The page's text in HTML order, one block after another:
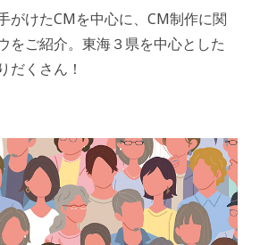
がけたCMを中心に、CM制作に関
をご紹介。東海３県を中心とした
だくさん！